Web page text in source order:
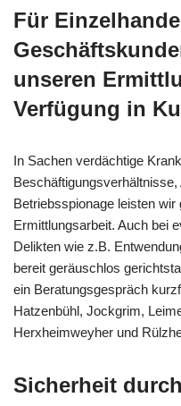
Für
unseren
Verfügung in
In Sachen verdächtige
Betriebsspionage leisten wir
Ermittlungsarbeit. Auch bei
Delikten wie z.B.
bereit geräuschlos
ein Beratungsgespräch
Hatzenbühl, Jockgrim,
Herxheimweyher und
Sicherheit